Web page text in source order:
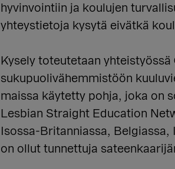
hyvinvointiin ja koulujen
yhteystietoja kysytä eivätkä
Kysely toteutetaan
sukupuolivähemmistöön
maissa käytetty pohja, joka on
Lesbian Straight Education
Isossa-Britanniassa,
on ollut tunnettuja